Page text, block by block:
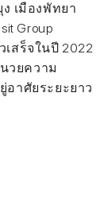
เมืองพัทยา
Group
สร็จในปี 2022
วยความ
อาศัยระยะยาว